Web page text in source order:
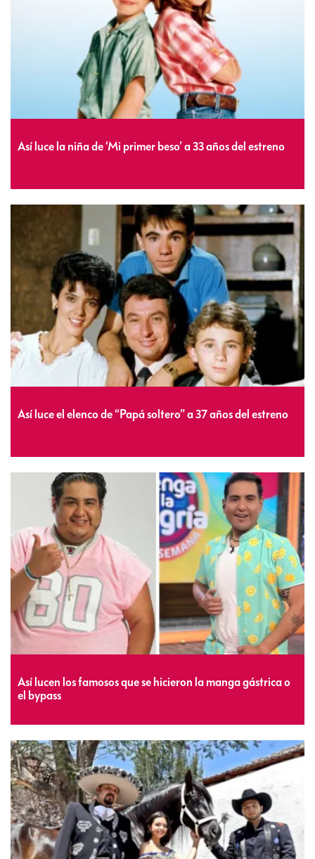
Así luce la niña de ‘Mi primer beso’ a 33 años del estreno
Así luce el elenco de “Papá soltero” a 37 años del estreno
Así lucen los famosos que se hicieron la manga gástrica o
el bypass